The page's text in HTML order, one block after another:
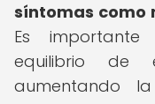
síntomas como
Es
equilibrio de
aumentando